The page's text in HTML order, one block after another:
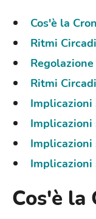
Cos'è la
Ritmi
Regolazione
Ritmi
Implicazioni
Implicazioni
Cos'è la